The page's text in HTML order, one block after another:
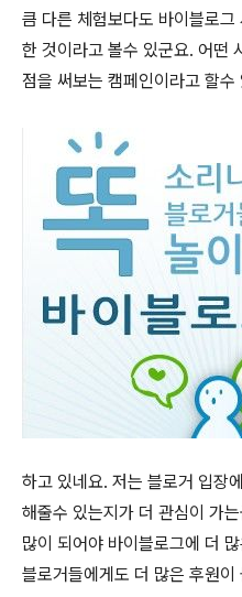
큼 다른 체험보다도 바이블로
한 것이라고 볼수 있군요. 어떤
점을 써보는 캠페인이라고 할수
하고 있네요. 저는 블로거 입장
해줄수 있는지가 더 관심이 가
많이 되어야 바이블로그에 더
블로거들에게도 더 많은 후원이